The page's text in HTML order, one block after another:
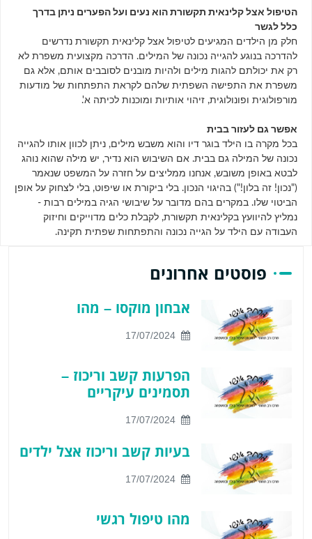
הטיפול אצל קלינאית תקשורת הוא נעים ועל הפערים ניתן בדרך
כלל לגשר
חלק מן הילדים המגיעים לטיפול אצל קלינאית תקשורת נדרשים
להדרכה בנוגע להגייה נכונה של המילים. הדרכה מקצועית משפרת לא
רק את יכולתם להגות מילים ולהיות מובנים לסובבים אותם, אלא גם
משפרת את התפישה השפתית שלהם לקראת התפתחות של מודעות
מורפולוגית ופונולוגית, זיהוי אותיות ומוכנות לכיתה א'.
אפשר גם לעזור בבית
בכל מקרה בו הילד בוגר דיו והוא משבש מילים, ניתן לכוון אותו להגייה
נכונה של המילה גם בבית. אם השיבוש הוא נדיר, יש מילה שהוא נוהג
לבטא באופן משובש, אנחנו ממליצים על חזרה על המשפט שנאמר
("נכון! זה בלון!") בהיגוי הנכון. בלי ביקורת או שיפוט, בלי לצחוק על אופן
הביטוי שלו. במקרים בהם מדובר על שיבושי הגיה במילים רבות -
נמליץ להיוועץ בקלינאית תקשורת, לקבלת כלים מדוייקים וחיזוק
העבודה עם הילד על הגייה נכונה והתפתחות שפתית תקינה.
פוסטים אחרונים
אבחון מוקסו – מהו
הפרעות קשב וריכוז –
תסמינים עיקריים
בעיות קשב וריכוז אצל ילדים
מהו טיפול רגשי